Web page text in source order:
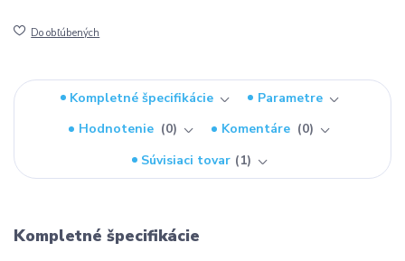
Do obľúbených
Kompletné špecifikácie
Parametre
Hodnotenie
0 Komentáre
0
Súvisiaci tovar
1
Kompletné špecifikácie